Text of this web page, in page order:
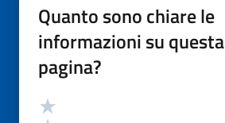
Quanto sono chiare le
informazioni su questa
pagina?
Valutazione